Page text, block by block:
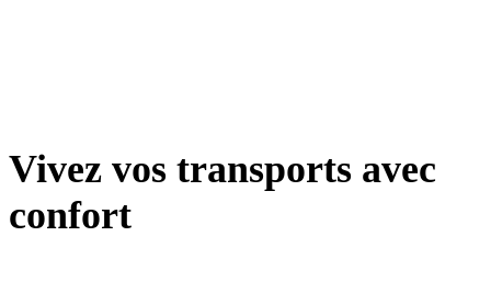
Vivez vos transports avec
confort